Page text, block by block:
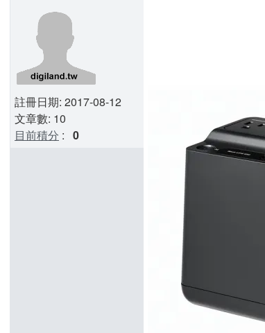
註冊日期: 2017-08-12
文章數: 10
目前積分 : 0